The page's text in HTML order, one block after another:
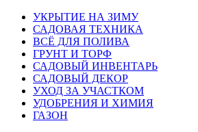
УКРЫТИЕ НА ЗИМУ
САДОВАЯ ТЕХНИКА
ВСЁ ДЛЯ ПОЛИВА
ГРУНТ И ТОРФ
САДОВЫЙ ИНВЕНТАРЬ
САДОВЫЙ ДЕКОР
УХОД ЗА УЧАСТКОМ
УДОБРЕНИЯ И ХИМИЯ
ГАЗОН